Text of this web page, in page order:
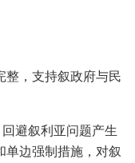
整，支持叙政府与民
避叙利亚问题产生
单边强制措施，对叙